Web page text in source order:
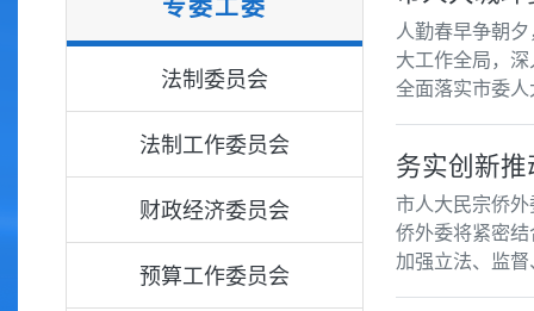
专委工委
法制委员会
法制工作委员会
财政经济委员会
预算工作委员会
人勤春早争朝
大工作全局，
全面落实市委
务实创新
市人大民宗侨
侨外委将紧密
加强立法、监